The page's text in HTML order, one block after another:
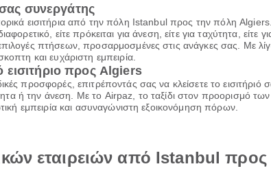
συνεργάτης
εισιτήρια από την πόλη Istanbul προς την πόλη
είτε πρόκειται για άνεση, είτε για ταχύτητα,
πτήσεων, προσαρμοσμένες στις ανάγκες σας. Με
και ευχάριστη εμπειρία.
προς Algiers
προσφορές, επιτρέποντάς σας να κλείσετε το
ή την άνεση. Με το Airpaz, το ταξίδι στον προορισμό
εμπειρία και ασυναγώνιστη εξοικονόμηση πόρων.
εταιρειών από Istanbul